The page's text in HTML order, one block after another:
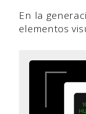
En la
elementos